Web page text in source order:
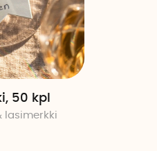
50 kpl
lasimerkki